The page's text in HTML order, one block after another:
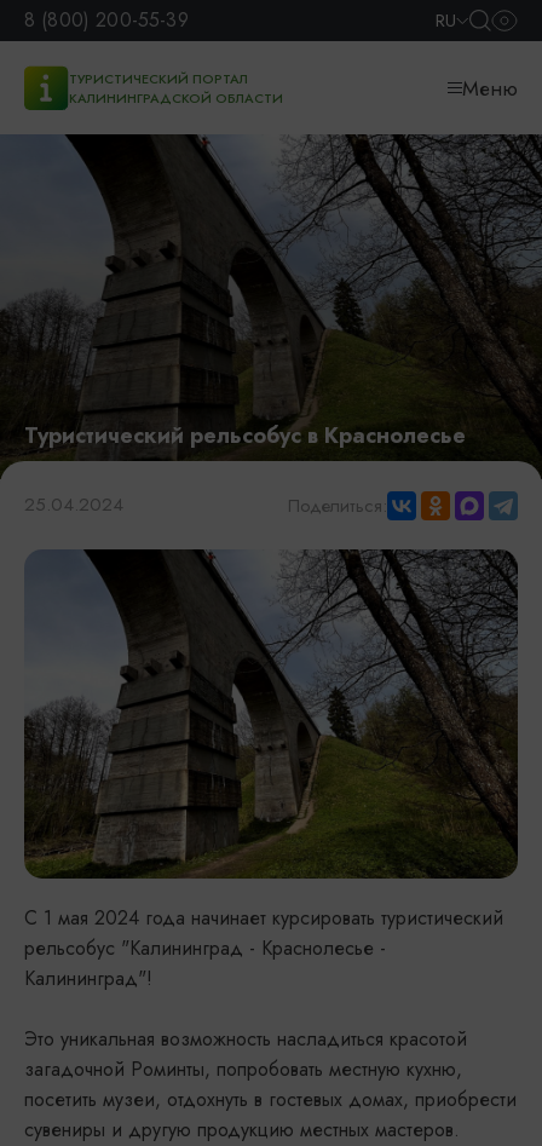
8 (800) 200-55-39 RU
ТУРИСТИЧЕСКИЙ ПОРТАЛ
КАЛИНИНГРАДСКОЙ ОБЛАСТИ
Меню
Туристический рельсобус в Краснолесье
25.04.2024 Поделиться:
С 1 мая 2024 года начинает курсировать туристический
рельсобус "Калининград - Краснолесье -
Калининград"!
Это уникальная возможность насладиться красотой
загадочной Роминты, попробовать местную кухню,
посетить музеи, отдохнуть в гостевых домах, приобрести
сувениры и другую продукцию местных мастеров.